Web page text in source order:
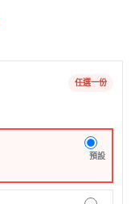
任選一份
預設